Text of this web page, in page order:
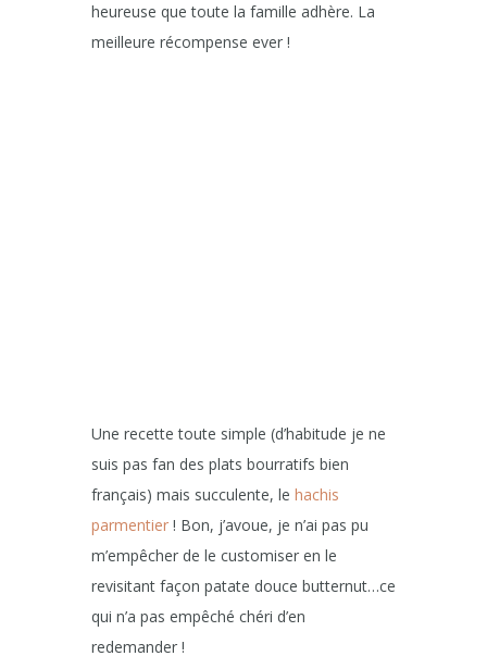
heureuse que toute la famille adhère. La
meilleure récompense ever !
Une recette toute simple (d’habitude je ne
suis pas fan des plats bourratifs bien
français) mais succulente, le hachis
parmentier ! Bon, j’avoue, je n’ai pas pu
m’empêcher de le customiser en le
revisitant façon patate douce butternut…ce
qui n’a pas empêché chéri d’en
redemander !